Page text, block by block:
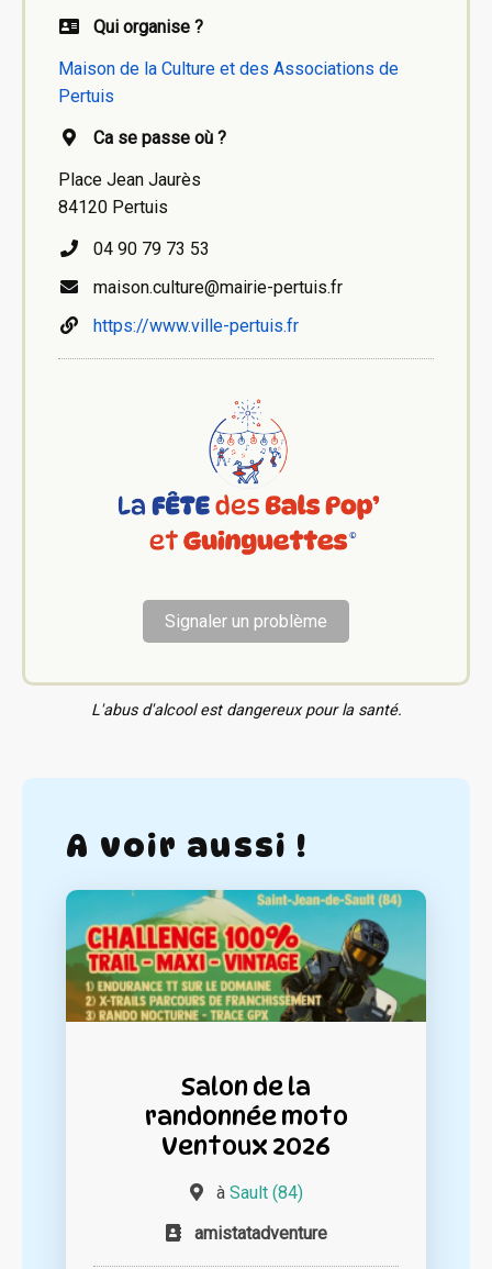
Qui organise ?
Maison de la Culture et des Associations de
Pertuis
Ca se passe où ?
Place Jean Jaurès
84120 Pertuis
04 90 79 73 53
maison.culture@mairie-pertuis.fr
https://www.ville-pertuis.fr
Signaler un problème
L'abus d'alcool est dangereux pour la santé.
A voir aussi !
Salon de la
randonnée moto
Ventoux 2026
à Sault (84)
amistatadventure